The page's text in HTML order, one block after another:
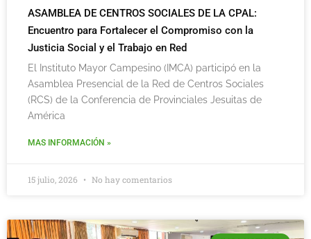
ASAMBLEA DE CENTROS SOCIALES DE LA CPAL:
Encuentro para Fortalecer el Compromiso con la
Justicia Social y el Trabajo en Red
El Instituto Mayor Campesino (IMCA) participó en la
Asamblea Presencial de la Red de Centros Sociales
(RCS) de la Conferencia de Provinciales Jesuitas de
América
MAS INFORMACIÓN »
15 julio, 2026 No hay comentarios